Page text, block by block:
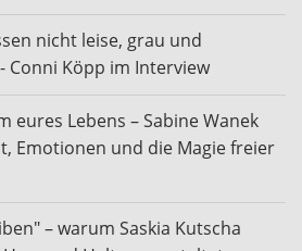
nicht leise, grau und
Conni Köpp im Interview
eures Lebens – Sabine Wanek
Emotionen und die Magie freier
– warum Saskia Kutscha